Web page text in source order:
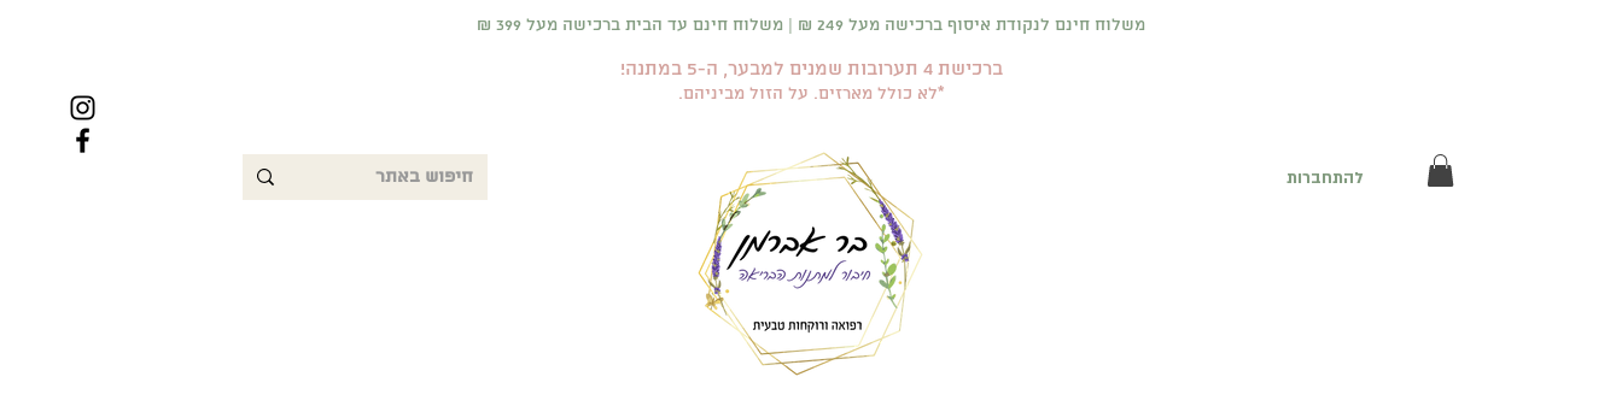
משלוח חינם לנקודת איסוף ברכישה מעל 249 ₪ | משלוח חינם עד הבית ברכישה מעל 399 ₪
ברכישת 4 תערובות שמנים למבער, ה-5 במתנה!
*לא כולל מארזים. על הזול מביניהם.
להתחברות